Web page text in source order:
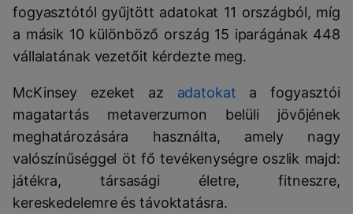
fogyasztótól gyűjtött adatokat 11 országból, míg
a másik 10 különböző ország 15 iparágának 448
vállalatának vezetőit kérdezte meg.
McKinsey ezeket az adatokat a fogyasztói
magatartás metaverzumon belüli jövőjének
meghatározására használta, amely nagy
valószínűséggel öt fő tevékenységre oszlik majd:
játékra, társasági életre, fitneszre,
kereskedelemre és távoktatásra.